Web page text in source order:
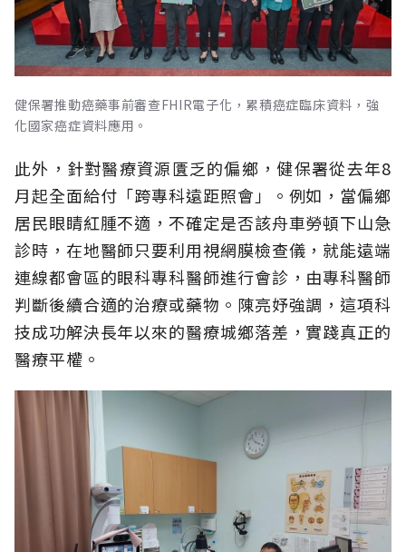
健保署推動癌藥事前審查FHIR電子化，累積癌症臨床資料，強
化國家癌症資料應用。
此外，針對醫療資源匱乏的偏鄉，健保署從去年8
月起全面給付「跨專科遠距照會」。例如，當偏鄉
居民眼睛紅腫不適，不確定是否該舟車勞頓下山急
診時，在地醫師只要利用視網膜檢查儀，就能遠端
連線都會區的眼科專科醫師進行會診，由專科醫師
判斷後續合適的治療或藥物。陳亮妤強調，這項科
技成功解決長年以來的醫療城鄉落差，實踐真正的
醫療平權。